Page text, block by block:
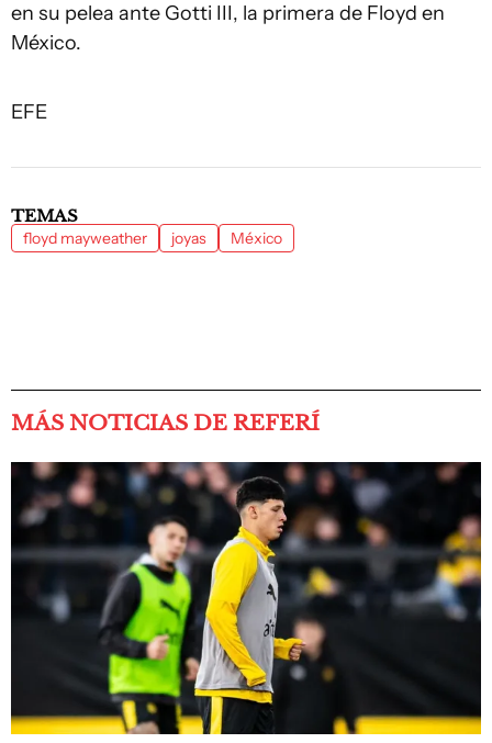
en su pelea ante Gotti III, la primera de Floyd en
México.
EFE
TEMAS
floyd mayweather joyas México
MÁS NOTICIAS DE REFERÍ